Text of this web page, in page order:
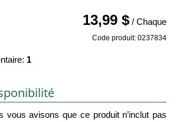
13,99 $ / Chaque
Code produit: 0237834
1
vous avisons que ce produit n’inclut pas